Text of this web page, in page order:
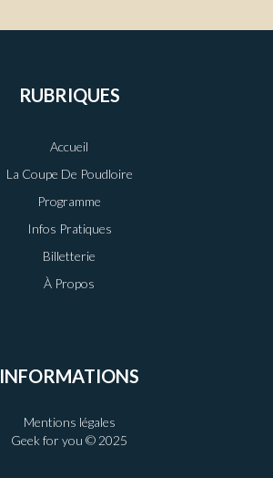
RUBRIQUES
Accueil
La Coupe De Poudloire
Programme
Infos Pratiques
Billetterie
À Propos
INFORMATIONS
Mentions légales
Geek for you © 2025